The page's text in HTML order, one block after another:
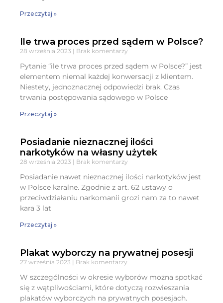
Przeczytaj »
Ile trwa proces przed sądem w Polsce?
28 września 2023 Brak komentarzy
Pytanie “ile trwa proces przed sądem w Polsce?” jest
elementem niemal każdej konwersacji z klientem.
Niestety, jednoznacznej odpowiedzi brak. Czas
trwania postępowania sądowego w Polsce
Przeczytaj »
Posiadanie nieznacznej ilości
narkotyków na własny użytek
28 września 2023 Brak komentarzy
Posiadanie nawet nieznacznej ilości narkotyków jest
w Polsce karalne. Zgodnie z art. 62 ustawy o
przeciwdziałaniu narkomanii grozi nam za to nawet
kara 3 lat
Przeczytaj »
Plakat wyborczy na prywatnej posesji
27 września 2023 Brak komentarzy
W szczególności w okresie wyborów można spotkać
się z wątpliwościami, które dotyczą rozwieszania
plakatów wyborczych na prywatnych posesjach.